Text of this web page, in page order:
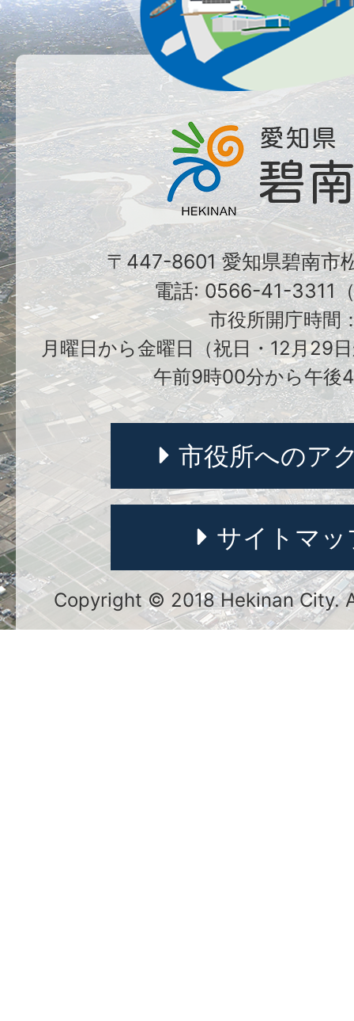
〒447-8601 愛知県碧南市
電話: 0566-41-3311
市役所開庁時間
月曜日から金曜日（祝日・12月29
午前9時00分から午後
市役所へのア
サイトマッ
Copyright © 2018 Hekinan City.